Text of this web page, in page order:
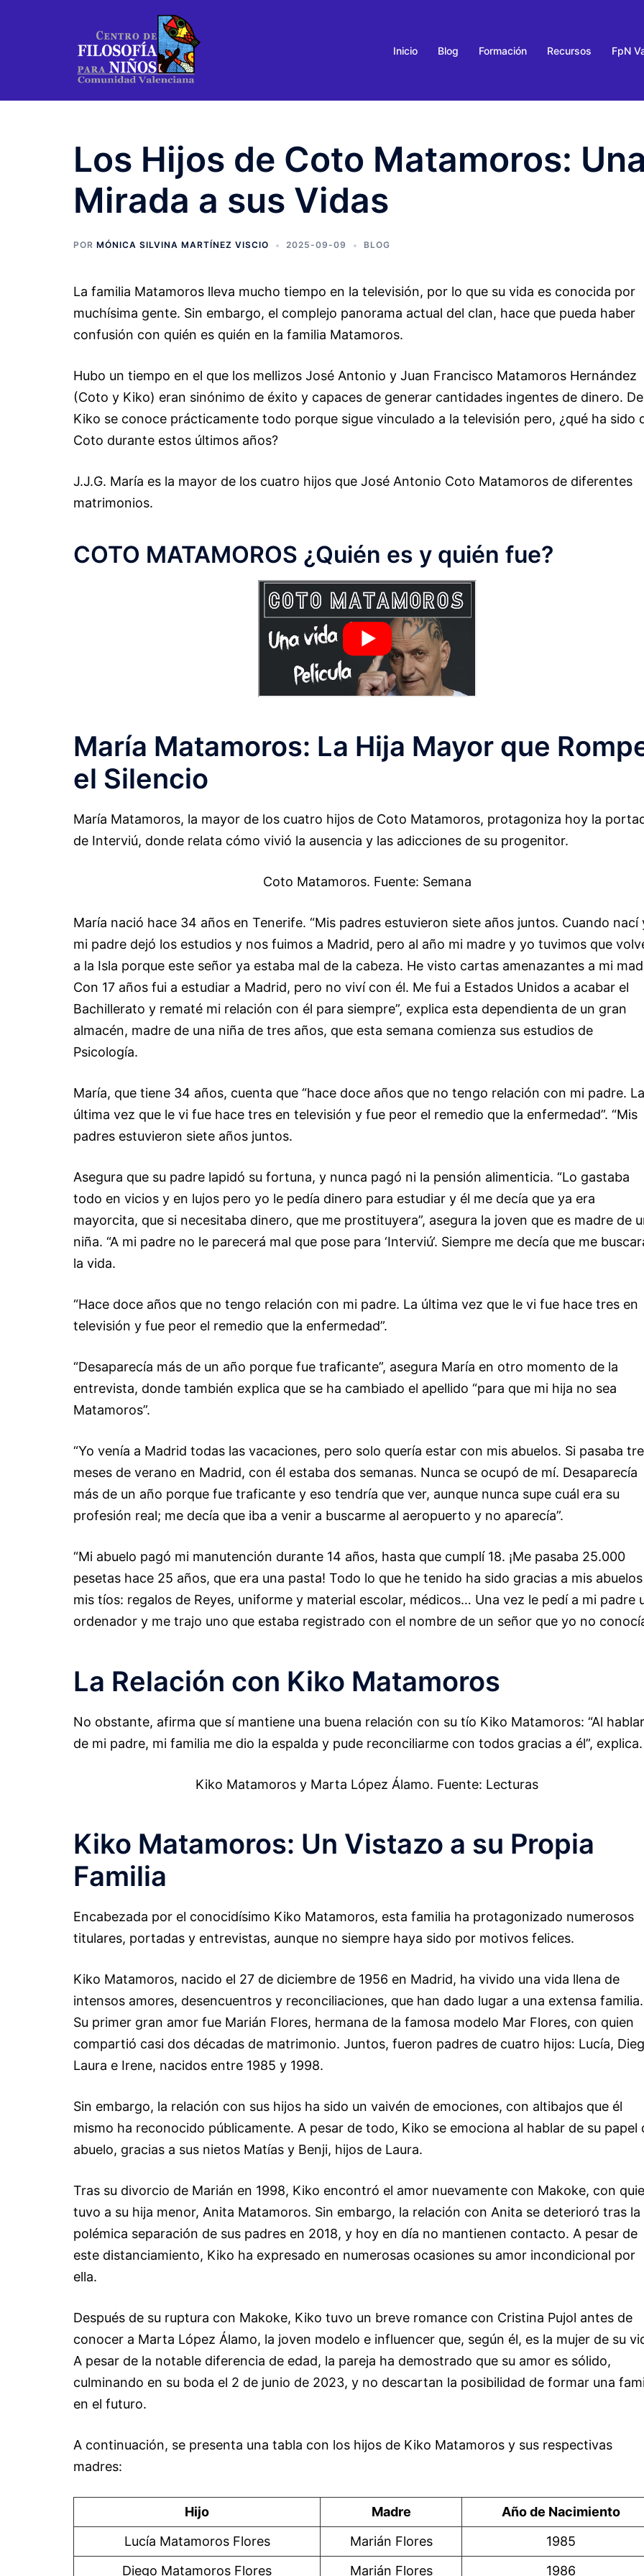
Inicio Blog Formación Recursos FpN
Los Hijos de Coto Matamoros:
Mirada a sus Vidas
POR MÓNICA SILVINA MARTÍNEZ VISCIO 2025-09-09 BLOG
La familia Matamoros lleva mucho tiempo en la televisión, por lo que su vida es conocida por
muchísima gente. Sin embargo, el complejo panorama actual del clan, hace que pueda haber
confusión con quién es quién en la familia Matamoros.
Hubo un tiempo en el que los mellizos José Antonio y Juan Francisco Matamoros Hernández
(Coto y Kiko) eran sinónimo de éxito y capaces de generar cantidades ingentes de dinero. De
Kiko se conoce prácticamente todo porque sigue vinculado a la televisión pero, ¿qué ha sido
Coto durante estos últimos años?
J.J.G. María es la mayor de los cuatro hijos que José Antonio Coto Matamoros de diferentes
matrimonios.
COTO MATAMOROS ¿Quién es y quién fue?
María Matamoros: La Hija Mayor que
el Silencio
María Matamoros, la mayor de los cuatro hijos de Coto Matamoros, protagoniza hoy la
de Interviú, donde relata cómo vivió la ausencia y las adicciones de su progenitor.
Coto Matamoros. Fuente: Semana
María nació hace 34 años en Tenerife. “Mis padres estuvieron siete años juntos. Cuando nací
mi padre dejó los estudios y nos fuimos a Madrid, pero al año mi madre y yo tuvimos que
a la Isla porque este señor ya estaba mal de la cabeza. He visto cartas amenazantes a mi
Con 17 años fui a estudiar a Madrid, pero no viví con él. Me fui a Estados Unidos a acabar el
Bachillerato y rematé mi relación con él para siempre”, explica esta dependienta de un gran
almacén, madre de una niña de tres años, que esta semana comienza sus estudios de
Psicología.
María, que tiene 34 años, cuenta que “hace doce años que no tengo relación con mi padre. La
última vez que le vi fue hace tres en televisión y fue peor el remedio que la enfermedad”. “Mis
padres estuvieron siete años juntos.
Asegura que su padre lapidó su fortuna, y nunca pagó ni la pensión alimenticia. “Lo gastaba
todo en vicios y en lujos pero yo le pedía dinero para estudiar y él me decía que ya era
mayorcita, que si necesitaba dinero, que me prostituyera”, asegura la joven que es madre de
niña. “A mi padre no le parecerá mal que pose para ‘Interviú‘. Siempre me decía que me
la vida.
“Hace doce años que no tengo relación con mi padre. La última vez que le vi fue hace tres en
televisión y fue peor el remedio que la enfermedad”.
“Desaparecía más de un año porque fue traficante”, asegura María en otro momento de la
entrevista, donde también explica que se ha cambiado el apellido “para que mi hija no sea
Matamoros”.
“Yo venía a Madrid todas las vacaciones, pero solo quería estar con mis abuelos. Si pasaba
meses de verano en Madrid, con él estaba dos semanas. Nunca se ocupó de mí. Desaparecía
más de un año porque fue traficante y eso tendría que ver, aunque nunca supe cuál era su
profesión real; me decía que iba a venir a buscarme al aeropuerto y no aparecía”.
“Mi abuelo pagó mi manutención durante 14 años, hasta que cumplí 18. ¡Me pasaba 25.000
pesetas hace 25 años, que era una pasta! Todo lo que he tenido ha sido gracias a mis
mis tíos: regalos de Reyes, uniforme y material escolar, médicos… Una vez le pedí a mi padre
ordenador y me trajo uno que estaba registrado con el nombre de un señor que yo no
La Relación con Kiko Matamoros
No obstante, afirma que sí mantiene una buena relación con su tío Kiko Matamoros: “Al hablar
de mi padre, mi familia me dio la espalda y pude reconciliarme con todos gracias a él”, explica.
Kiko Matamoros y Marta López Álamo. Fuente: Lecturas
Kiko Matamoros: Un Vistazo a su Propia
Familia
Encabezada por el conocidísimo Kiko Matamoros, esta familia ha protagonizado numerosos
titulares, portadas y entrevistas, aunque no siempre haya sido por motivos felices.
Kiko Matamoros, nacido el 27 de diciembre de 1956 en Madrid, ha vivido una vida llena de
intensos amores, desencuentros y reconciliaciones, que han dado lugar a una extensa familia.
Su primer gran amor fue Marián Flores, hermana de la famosa modelo Mar Flores, con quien
compartió casi dos décadas de matrimonio. Juntos, fueron padres de cuatro hijos: Lucía,
Laura e Irene, nacidos entre 1985 y 1998.
Sin embargo, la relación con sus hijos ha sido un vaivén de emociones, con altibajos que él
mismo ha reconocido públicamente. A pesar de todo, Kiko se emociona al hablar de su papel
abuelo, gracias a sus nietos Matías y Benji, hijos de Laura.
Tras su divorcio de Marián en 1998, Kiko encontró el amor nuevamente con Makoke, con
tuvo a su hija menor, Anita Matamoros. Sin embargo, la relación con Anita se deterioró tras la
polémica separación de sus padres en 2018, y hoy en día no mantienen contacto. A pesar de
este distanciamiento, Kiko ha expresado en numerosas ocasiones su amor incondicional por
ella.
Después de su ruptura con Makoke, Kiko tuvo un breve romance con Cristina Pujol antes de
conocer a Marta López Álamo, la joven modelo e influencer que, según él, es la mujer de su
A pesar de la notable diferencia de edad, la pareja ha demostrado que su amor es sólido,
culminando en su boda el 2 de junio de 2023, y no descartan la posibilidad de formar una
en el futuro.
A continuación, se presenta una tabla con los hijos de Kiko Matamoros y sus respectivas
madres:
Hijo Madre
Año de Nacimiento
Lucía Matamoros Flores
Marián Flores
1985
Diego Matamoros Flores
Marián Flores 1986